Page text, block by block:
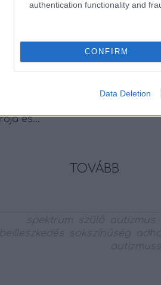
authentication functionality and
CONFIRM
Data Deletion
alapegysége a
nekünk miért ne sikerülne.
és…
TOVÁBB
spektrum
szülő autizmus
beilleszkedés
sokszínűség